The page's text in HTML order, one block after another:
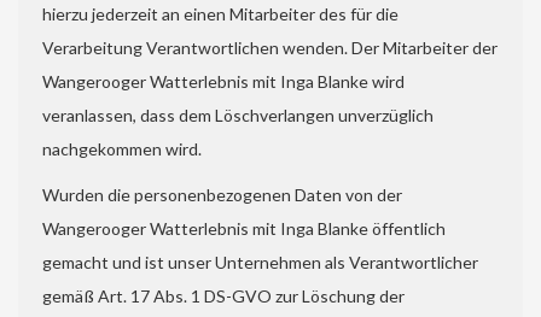
hierzu jederzeit an einen Mitarbeiter des für die
Verarbeitung Verantwortlichen wenden. Der Mitarbeiter der
Wangerooger Watterlebnis mit Inga Blanke wird
veranlassen, dass dem Löschverlangen unverzüglich
nachgekommen wird.
Wurden die personenbezogenen Daten von der
Wangerooger Watterlebnis mit Inga Blanke öffentlich
gemacht und ist unser Unternehmen als Verantwortlicher
gemäß Art. 17 Abs. 1 DS-GVO zur Löschung der